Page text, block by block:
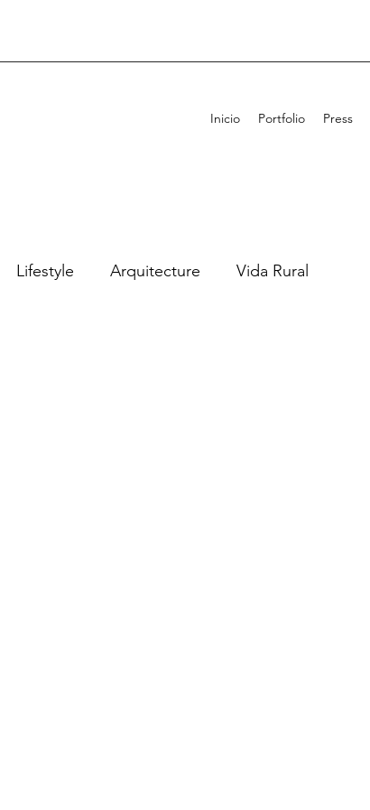
Inicio Portfolio Press
Lifestyle Arquitecture Vida Rural